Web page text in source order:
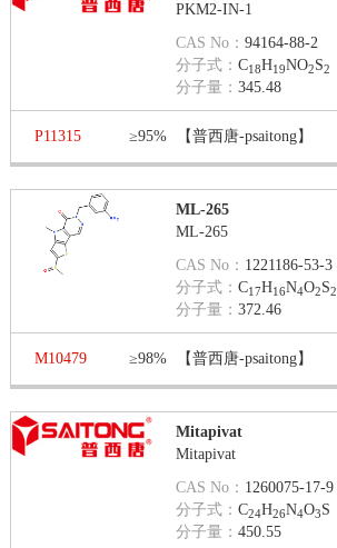
PKM2-IN-1
CAS No：94164-88-2
分子式：C18H19NO2S2
分子量：345.48
P11315 ≥95% 【普西唐-psaitong】
ML-265
ML-265
CAS No： 1221186-53-3
分子式：C17H16N4O2S2
分子量：372.46
M10479 ≥98% 【普西唐-psaitong】
Mitapivat
Mitapivat
CAS No： 1260075-17-9
分子式：C24H26N4O3S
分子量：450.55